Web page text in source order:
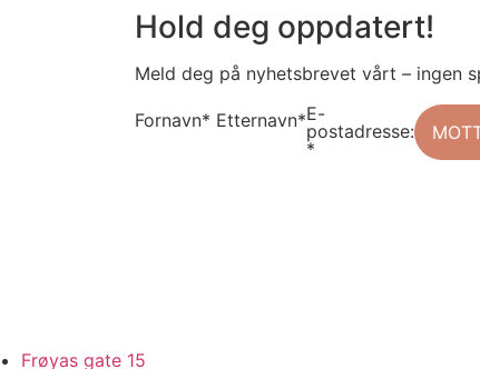
Hold deg oppdatert!
Meld deg på nyhetsbrevet vårt – ingen
Fornavn* Etternavn*E-
postadresse:
*
Frøyas gate 15